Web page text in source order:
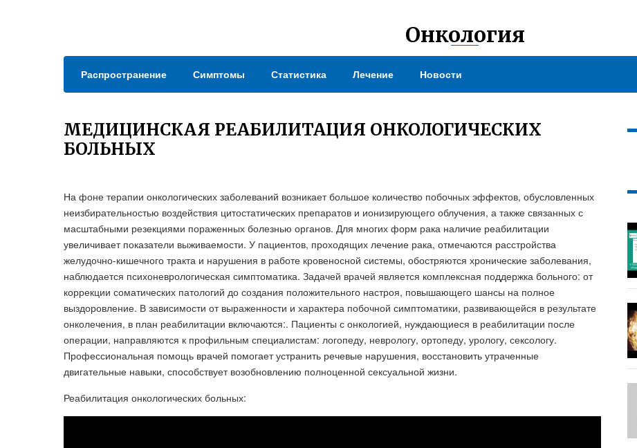
Онкология
Распространение Симптомы Статистика Лечение Новости
МЕДИЦИНСКАЯ РЕАБИЛИТАЦИЯ ОНКОЛОГИЧЕСКИХ
БОЛЬНЫХ
На фоне терапии онкологических заболеваний возникает большое количество побочных эффектов, обусловленных
неизбирательностью воздействия цитостатических препаратов и ионизирующего облучения, а также связанных с
масштабными резекциями пораженных болезнью органов. Для многих форм рака наличие реабилитации
увеличивает показатели выживаемости. У пациентов, проходящих лечение рака, отмечаются расстройства
желудочно-кишечного тракта и нарушения в работе кровеносной системы, обостряются хронические заболевания,
наблюдается психоневрологическая симптоматика. Задачей врачей является комплексная поддержка больного: от
коррекции соматических патологий до создания положительного настроя, повышающего шансы на полное
выздоровление. В зависимости от выраженности и характера побочной симптоматики, развивающейся в результате
онколечения, в план реабилитации включаются:. Пациенты с онкологией, нуждающиеся в реабилитации после
операции, направляются к профильным специалистам: логопеду, неврологу, ортопеду, урологу, сексологу.
Профессиональная помощь врачей помогает устранить речевые нарушения, восстановить утраченные
двигательные навыки, способствует возобновлению полноценной сексуальной жизни.
Реабилитация онкологических больных: